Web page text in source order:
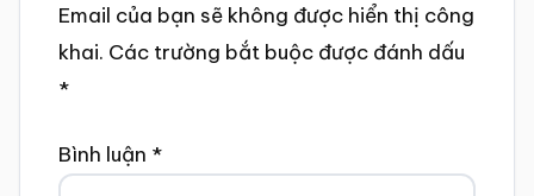
Email của bạn sẽ không được hiển thị công
khai. Các trường bắt buộc được đánh dấu
*
Bình luận *